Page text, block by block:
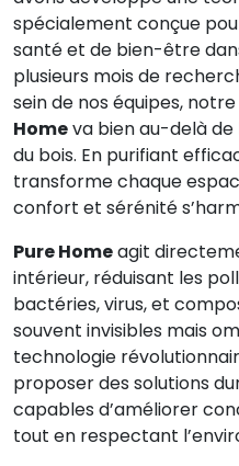
spécialement conçue
santé et de bien-être
plusieurs mois de
sein de nos équipes,
Homeva bien au-delà
du bois. En purifiant
transforme chaque
confort et sérénité
Pure Homeagit
intérieur, réduisant les
bactéries, virus, et
souvent invisibles mais
technologie
proposer des solutions
capables d’améliorer
tout en respectant